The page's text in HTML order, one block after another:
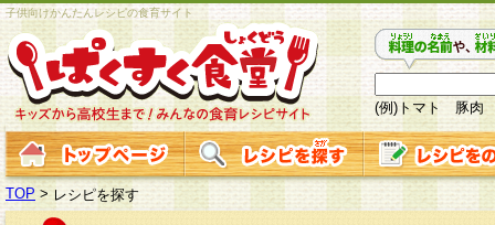
子供向けかんたんレシピの食育サイト
(例)トマト 豚肉
TOP > レシピを探す